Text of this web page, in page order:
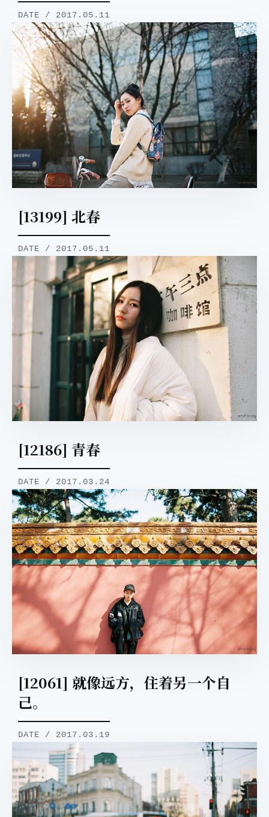
DATE / 2017.05.11
[13199] 北春
DATE / 2017.05.11
[12186] 青春
DATE / 2017.03.24
[12061] 就像远方，住着另一个自
己。
DATE / 2017.03.19